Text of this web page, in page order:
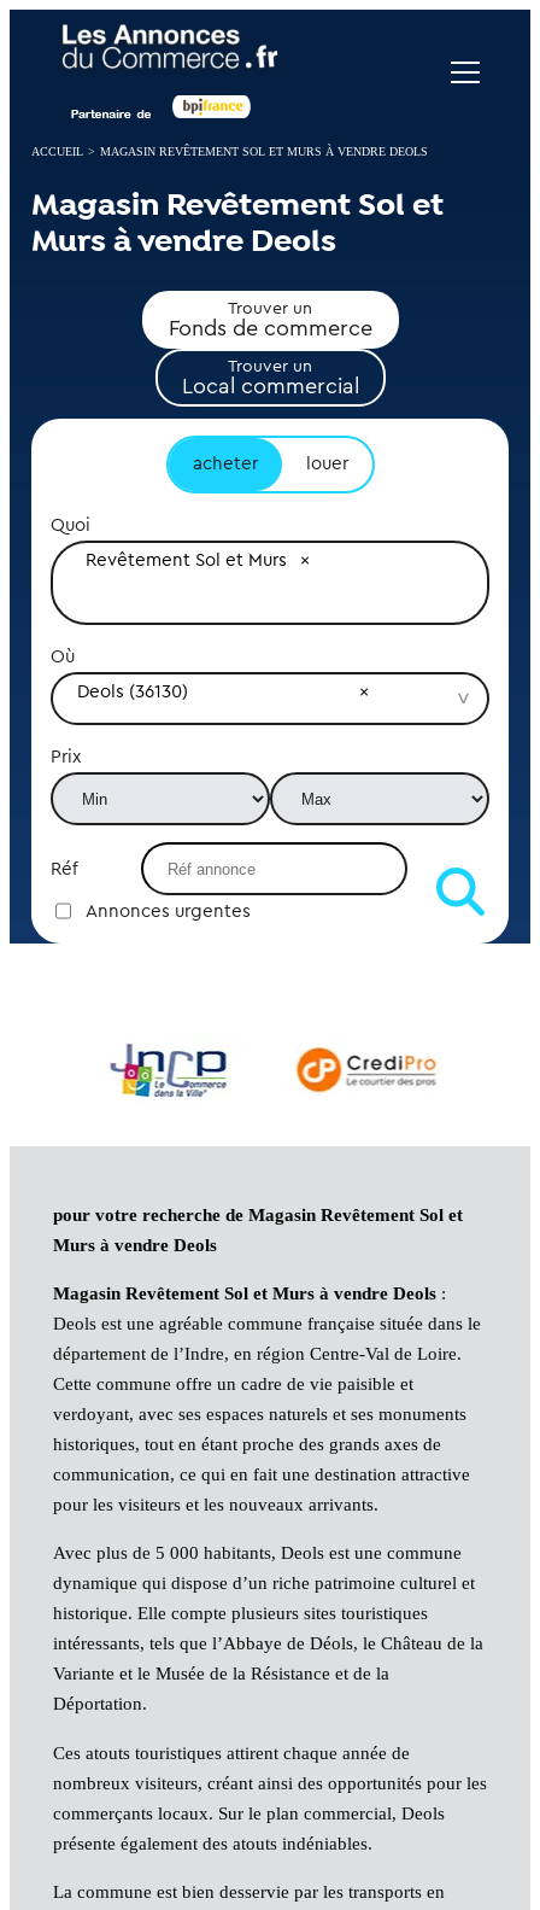
ACCUEIL > MAGASIN REVÊTEMENT SOL ET MURS À VENDRE DEOLS
Magasin Revêtement Sol et
Murs à vendre Deols
Trouver un
Fonds de commerce
Trouver un
Local commercial
acheter louer
Quoi
Revêtement Sol et Murs
Où
Deols (36130)
Prix
Réf
Annonces urgentes
pour votre recherche de Magasin Revêtement Sol et
Murs à vendre Deols
Magasin Revêtement Sol et Murs à vendre Deols:
Deols est une agréable commune française située dans le
département de l’Indre, en région Centre-Val de Loire.
Cette commune offre un cadre de vie paisible et
verdoyant, avec ses espaces naturels et ses monuments
historiques, tout en étant proche des grands axes de
communication, ce qui en fait une destination attractive
pour les visiteurs et les nouveaux arrivants.
Avec plus de 5 000 habitants, Deols est une commune
dynamique qui dispose d’un riche patrimoine culturel et
historique. Elle compte plusieurs sites touristiques
intéressants, tels que l’Abbaye de Déols, le Château de la
Variante et le Musée de la Résistance et de la
Déportation.
Ces atouts touristiques attirent chaque année de
nombreux visiteurs, créant ainsi des opportunités pour les
commerçants locaux. Sur le plan commercial, Deols
présente également des atouts indéniables.
La commune est bien desservie par les transports en
Panneau de gestion des cookies